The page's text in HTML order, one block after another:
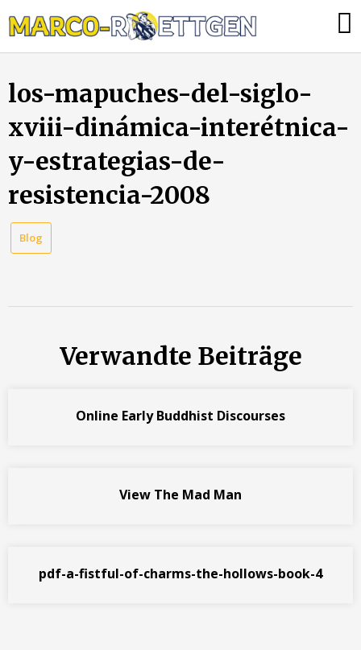
to
tun,
die
Heizung
ausfällt?
los-mapuches-del-siglo-
xviii-dinámica-interétnica-
y-estrategias-de-
resistencia-2008
Blog
Verwandte Beiträge
Online Early Buddhist Discourses
View The Mad Man
pdf-a-fistful-of-charms-the-hollows-book-4